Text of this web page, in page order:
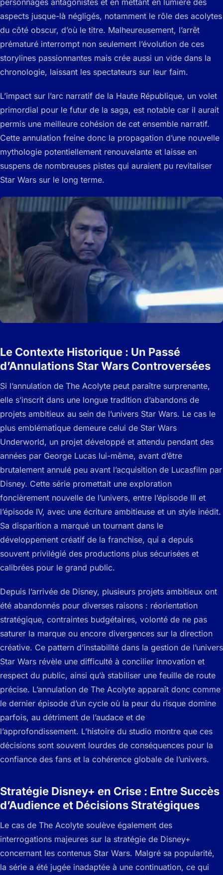
personnages antagonistes et en mettant en lumière des
aspects jusque-là négligés, notamment le rôle des acolytes
du côté obscur, d’où le titre. Malheureusement, l’arrêt
prématuré interrompt non seulement l’évolution de ces
storylines passionnantes mais crée aussi un vide dans la
chronologie, laissant les spectateurs sur leur faim.
L’impact sur l’arc narratif de la Haute République, un volet
primordial pour le futur de la saga, est notable car il aurait
permis une meilleure cohésion de cet ensemble narratif.
Cette annulation freine donc la propagation d’une nouvelle
mythologie potentiellement renouvelante et laisse en
suspens de nombreuses pistes qui auraient pu revitaliser
Star Wars sur le long terme.
Le Contexte Historique : Un Passé
d’Annulations Star Wars Controversées
Si l’annulation de The Acolyte peut paraître surprenante,
elle s’inscrit dans une longue tradition d’abandons de
projets ambitieux au sein de l’univers Star Wars. Le cas le
plus emblématique demeure celui de Star Wars
Underworld, un projet développé et attendu pendant des
années par George Lucas lui-même, avant d’être
brutalement annulé peu avant l’acquisition de Lucasfilm par
Disney. Cette série promettait une exploration
foncièrement nouvelle de l’univers, entre l’épisode III et
l’épisode IV, avec une écriture ambitieuse et un style inédit.
Sa disparition a marqué un tournant dans le
développement créatif de la franchise, qui a depuis
souvent privilégié des productions plus sécurisées et
calibrées pour le grand public.
Depuis l’arrivée de Disney, plusieurs projets ambitieux ont
été abandonnés pour diverses raisons : réorientation
stratégique, contraintes budgétaires, volonté de ne pas
saturer la marque ou encore divergences sur la direction
créative. Ce pattern d’instabilité dans la gestion de l’univers
Star Wars révèle une difficulté à concilier innovation et
respect du public, ainsi qu’à stabiliser une feuille de route
précise. L’annulation de The Acolyte apparaît donc comme
le dernier épisode d’un cycle où la peur du risque domine
parfois, au détriment de l’audace et de
l’approfondissement. L’histoire du studio montre que ces
décisions sont souvent lourdes de conséquences pour la
confiance des fans et la cohérence globale de l’univers.
Stratégie Disney+ en Crise : Entre Succès
d’Audience et Décisions Stratégiques
Le cas de The Acolyte soulève également des
interrogations majeures sur la stratégie de Disney+
concernant les contenus Star Wars. Malgré sa popularité,
la série a été jugée inadaptée à une continuation, ce qui